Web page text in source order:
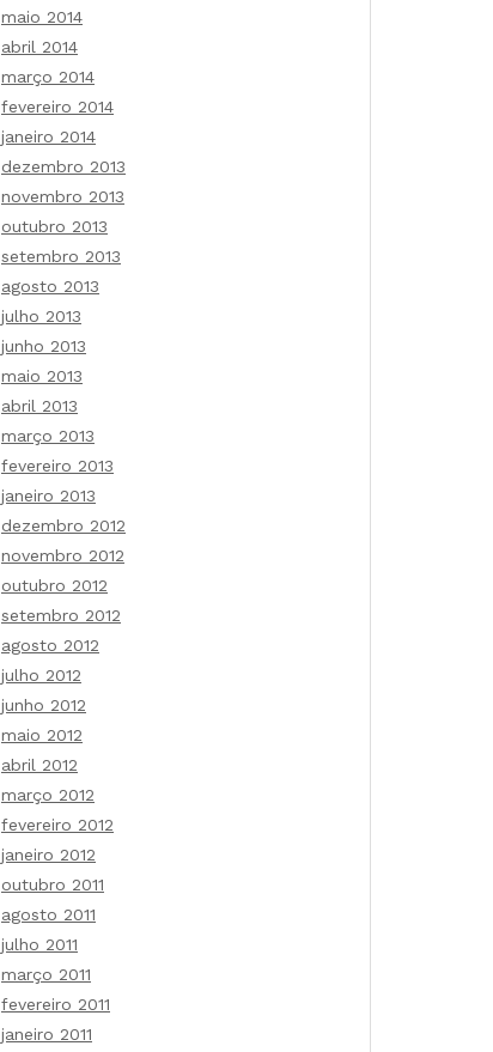
maio 2014
abril 2014
março 2014
fevereiro 2014
janeiro 2014
dezembro 2013
novembro 2013
outubro 2013
setembro 2013
agosto 2013
julho 2013
junho 2013
maio 2013
abril 2013
março 2013
fevereiro 2013
janeiro 2013
dezembro 2012
novembro 2012
outubro 2012
setembro 2012
agosto 2012
julho 2012
junho 2012
maio 2012
abril 2012
março 2012
fevereiro 2012
janeiro 2012
outubro 2011
agosto 2011
julho 2011
março 2011
fevereiro 2011
janeiro 2011